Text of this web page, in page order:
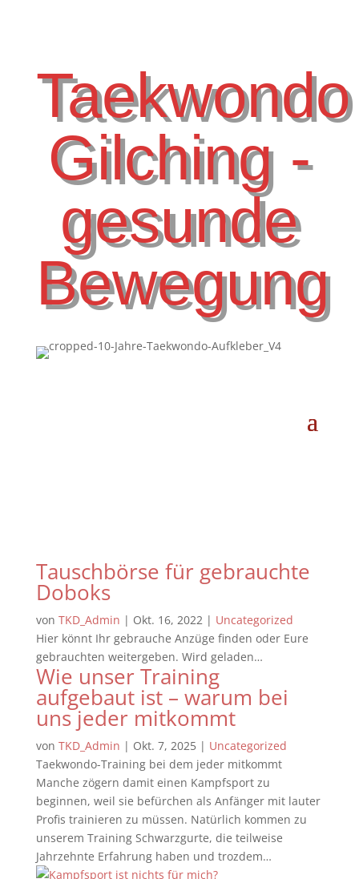
Taekwondo
Gilching -
gesunde
Bewegung
Tauschbörse für gebrauchte
Doboks
von TKD_Admin | Okt. 16, 2022| Uncategorized
Hier könnt Ihr gebrauche Anzüge finden oder Eure
gebrauchten weitergeben. Wird geladen…
Wie unser Training
aufgebaut ist – warum bei
uns jeder mitkommt
von TKD_Admin | Okt. 7, 2025| Uncategorized
Taekwondo-Training bei dem jeder mitkommt
Manche zögern damit einen Kampfsport zu
beginnen, weil sie befürchen als Anfänger mit lauter
Profis trainieren zu müssen. Natürlich kommen zu
unserem Training Schwarzgurte, die teilweise
Jahrzehnte Erfahrung haben und trozdem…